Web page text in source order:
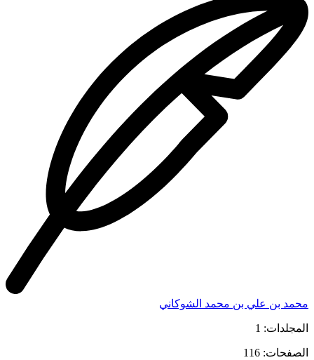
محمد بن علي بن محمد الشوكاني
المجلدات: 1
الصفحات: 116